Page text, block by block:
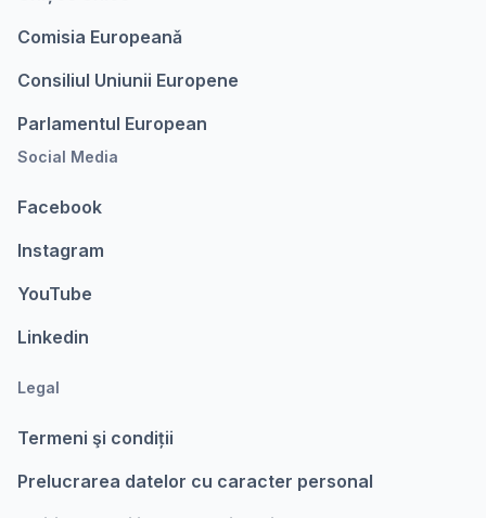
Comisia Europeanǎ
Consiliul Uniunii Europene
Parlamentul European
Social Media
Facebook
Instagram
YouTube
Linkedin
Legal
Termeni şi condiții
Prelucrarea datelor cu caracter personal